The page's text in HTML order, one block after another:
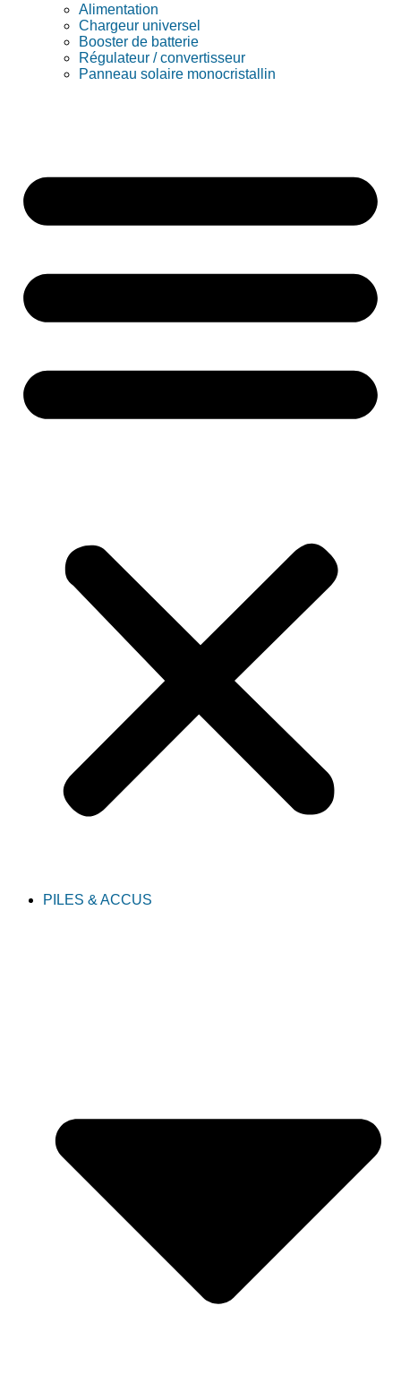
Alimentation
Chargeur universel
Booster de batterie
Régulateur / convertisseur
Panneau solaire monocristallin
PILES & ACCUS